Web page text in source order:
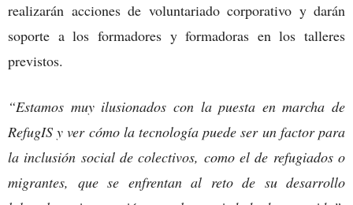
realizarán acciones de voluntariado corporativo y darán
soporte a los formadores y formadoras en los talleres
previstos.
“Estamos muy ilusionados con la puesta en marcha de
RefugIS y ver cómo la tecnología puede ser un factor para
la inclusión social de colectivos, como el de refugiados o
migrantes, que se enfrentan al reto de su desarrollo